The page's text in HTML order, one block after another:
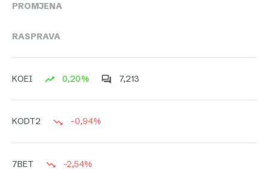
PROMJENA
RASPRAVA
KOEI 0,20% 7,213
KODT2 -0,94%
7BET -2,54%